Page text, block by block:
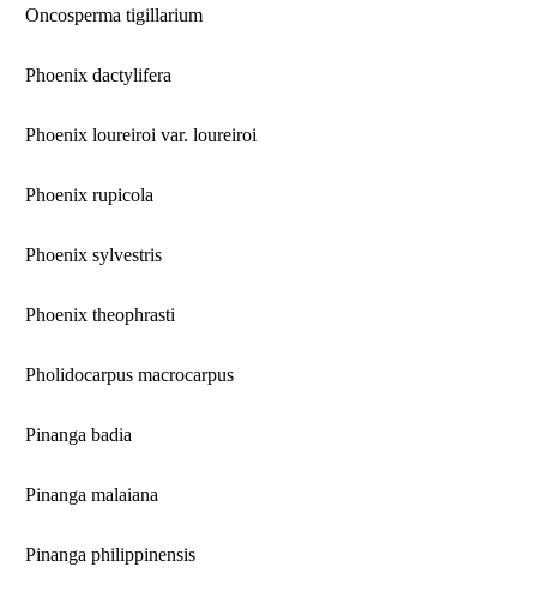
Oncosperma tigillarium
Phoenix dactylifera
Phoenix loureiroi var. loureiroi
Phoenix rupicola
Phoenix sylvestris
Phoenix theophrasti
Pholidocarpus macrocarpus
Pinanga badia
Pinanga malaiana
Pinanga philippinensis